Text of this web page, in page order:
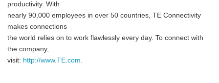
productivity. With
nearly 90,000 employees in over 50 countries, TE Connectivity
makes connections
the world relies on to work flawlessly every day. To connect with
the company,
visit: http://www.TE.com.
English